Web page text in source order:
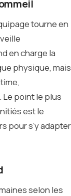
tourne en
en charge la
physique, mais
point le plus
est le
pour s’y adapter
selon les